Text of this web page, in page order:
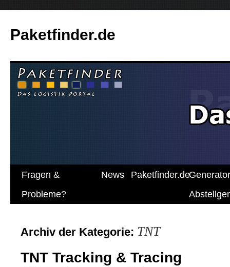
Paketfinder.de
Fragen &
Probleme?
News Paketfinder.deGenerator
Archiv der Kategorie: TNT
TNT Tracking & Tracing